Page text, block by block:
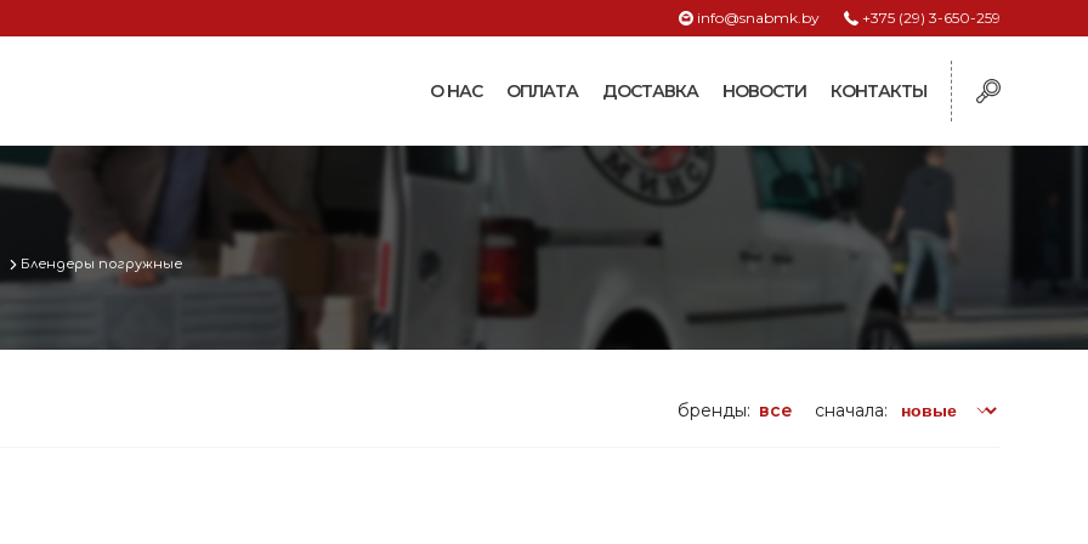
+375 (29) 3-650-259
info@snabmk.by
О НАС ОПЛАТА ДОСТАВКА НОВОСТИ КОНТАКТЫ
аппаратов
Машинки и ножницы для
Термошкафы
Поилки и кормушки
Бункерные кормушки и
Блендеры погружные
сначала:
бренды: все